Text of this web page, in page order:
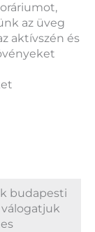
az üveg
aktívszén és
budapesti